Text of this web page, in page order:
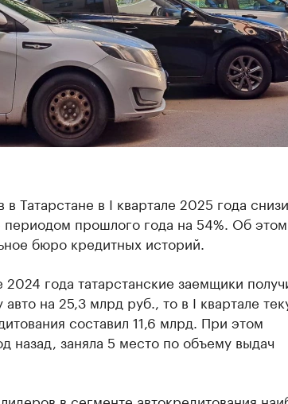
Татарстане в I квартале 2025 года
прошлого года на 54%. Об этом
бюро кредитных историй.
года татарстанские заемщики
авто на 25,3 млрд руб., то в I квартале
составил 11,6 млрд. При этом
назад, заняла 5 место по объему выдач